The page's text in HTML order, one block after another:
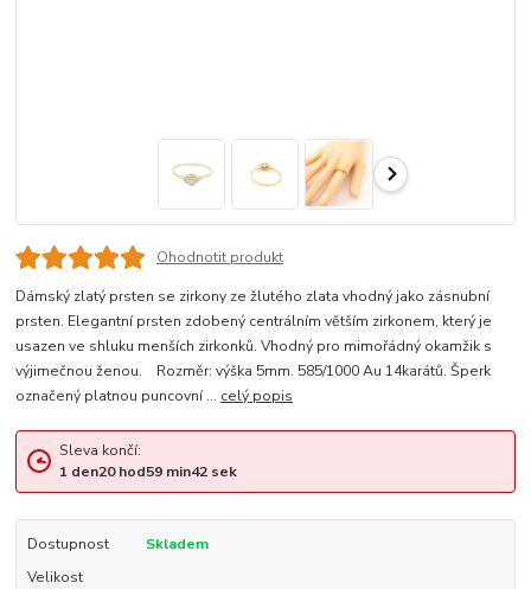
Ohodnotit produkt
Dámský zlatý prsten se zirkony ze žlutého zlata vhodný jako zásnubní
prsten. Elegantní prsten zdobený centrálním větším zirkonem, který je
usazen ve shluku menších zirkonků. Vhodný pro mimořádný okamžik s
výjimečnou ženou. Rozměr: výška 5mm. 585/1000 Au 14karátů. Šperk
označený platnou puncovní ... celý popis
Sleva končí:
1 den20hod59min41sek
Dostupnost
Skladem
Velikost